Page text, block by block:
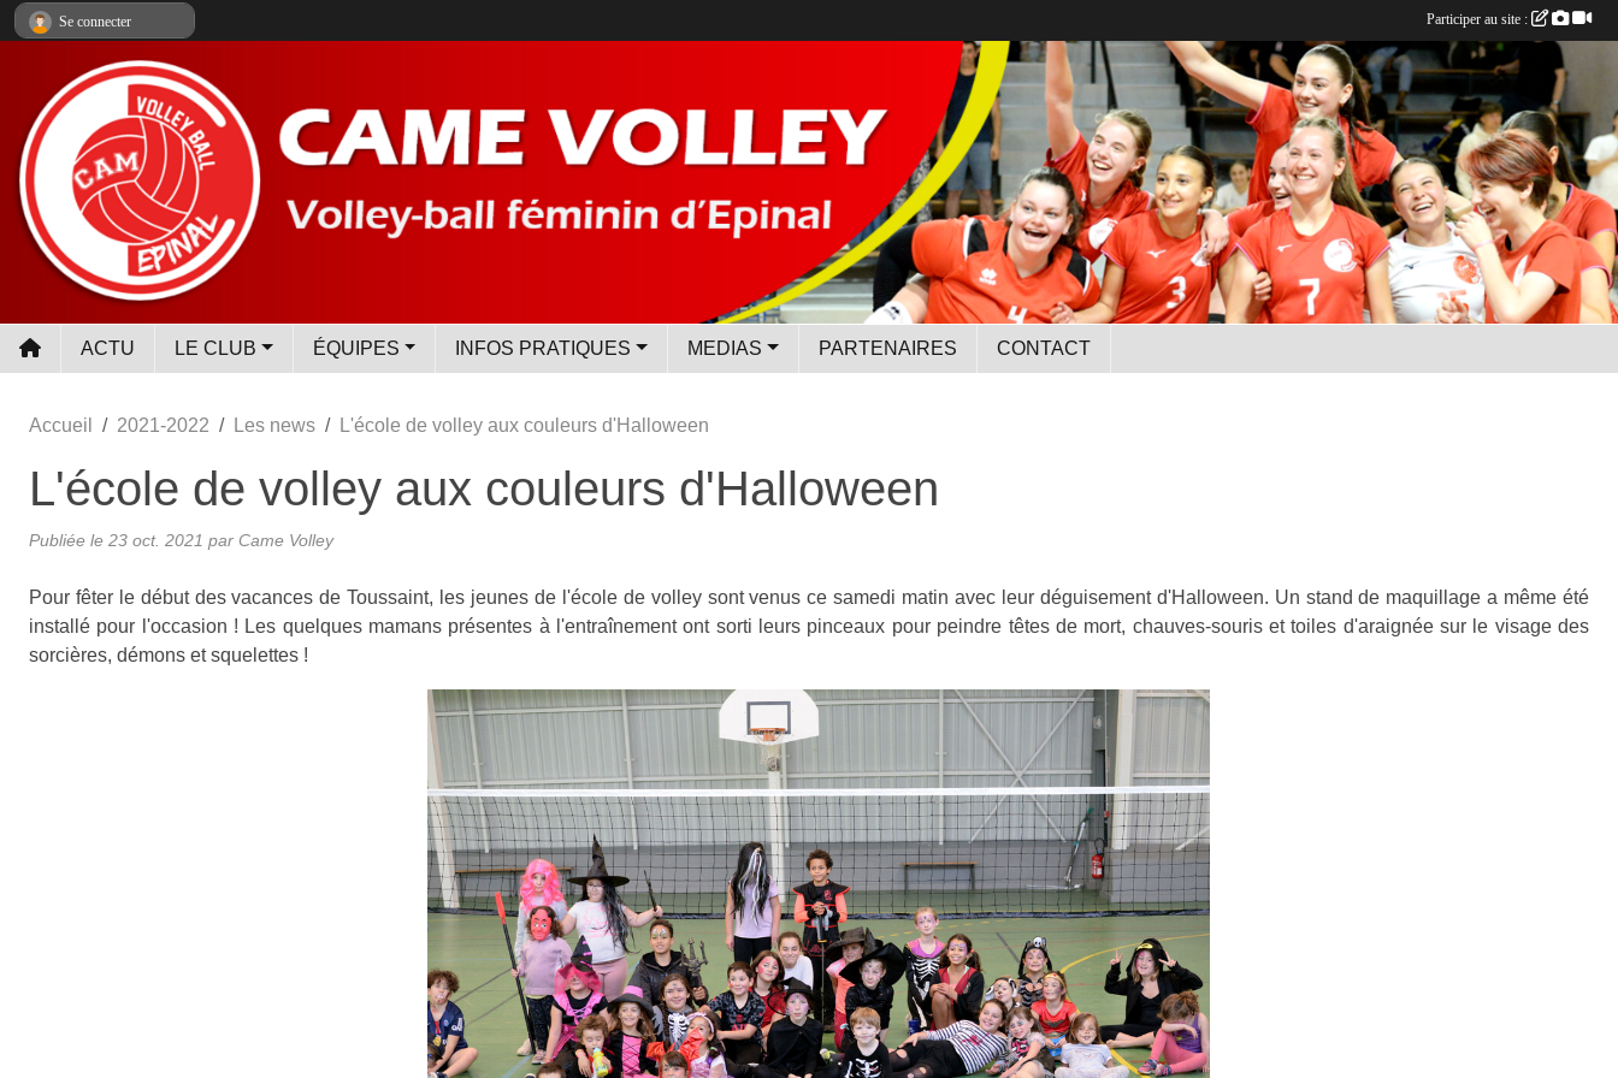
ACTU LE CLUB ÉQUIPES INFOS PRATIQUES MEDIAS PARTENAIRES CONTACT
Accueil 2021-2022 Les news L'école de volley aux couleurs d'Halloween
L'école de volley aux couleurs d'Halloween
Publiée le 23 oct. 2021 par Came Volley
Pour fêter le début des vacances de Toussaint, les jeunes de l'école de volley sont venus ce samedi matin avec leur déguisement d'Halloween. Un stand de maquillage a même été
installé pour l'occasion ! Les quelques mamans présentes à l'entraînement ont sorti leurs pinceaux pour peindre têtes de mort, chauves-souris et toiles d'araignée sur le visage des
sorcières, démons et squelettes !
Se connecter Participer au site :
Panneau de gestion des cookies